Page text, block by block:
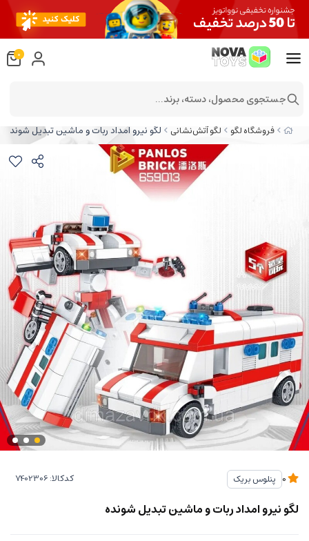
فروشگاه لگو لگو آتش‌نشانی لگو نیرو امداد ربات و ماشین تبدیل شونده
پنلوس بریک کدکالا:
لگو نیرو امداد ربات و ماشین تبدیل شونده
0
جستجوی محصول، دسته، برند...